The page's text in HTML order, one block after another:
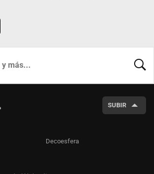
SUBIR
Decoesfera